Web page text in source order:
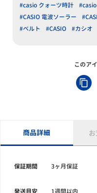
#casio クォーツ時計
#CASIO 電波ソーラー
#ベルト
#CASIO #カシオ
このア
商品詳細
保証期間 3ヶ月保証
発送目安 1週間以内